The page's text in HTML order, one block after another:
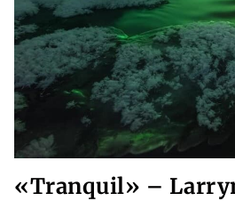
«Tranquil» –